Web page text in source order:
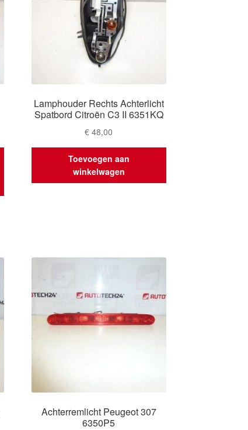
Lamphouder Rechts Achterlicht
Spatbord Citroën C3 II 6351KQ
€ 48,00
Toevoegen aan
winkelwagen
Achterremlicht Peugeot 307
6350P5